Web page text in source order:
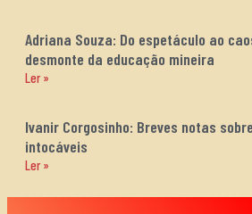
Adriana Souza: Do espetáculo ao
desmonte da educação mineira
Ler »
Ivanir Corgosinho: Breves notas
intocáveis
Ler »